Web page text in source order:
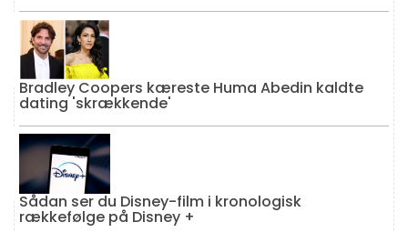
Bradley Coopers kæreste Huma Abedin kaldte
dating 'skrækkende'
Sådan ser du Disney-film i kronologisk
rækkefølge på Disney +